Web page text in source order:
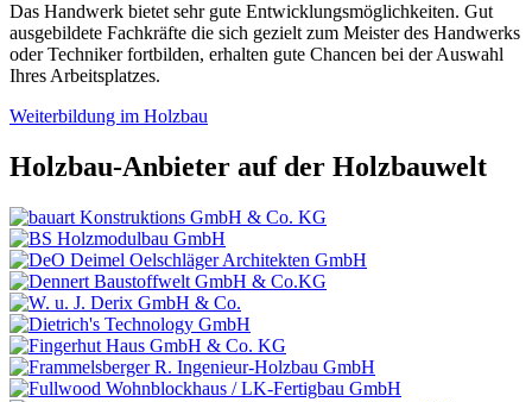
Das Handwerk bietet sehr gute Entwicklungsmöglichkeiten. Gut
ausgebildete Fachkräfte die sich gezielt zum Meister des Handwerks
oder Techniker fortbilden, erhalten gute Chancen bei der Auswahl
Ihres Arbeitsplatzes.
Weiterbildung im Holzbau
Holzbau-Anbieter auf der Holzbauwelt